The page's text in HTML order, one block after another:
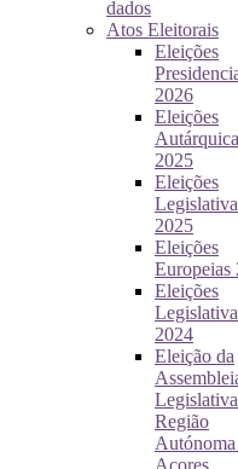
dados
Atos Eleitorais
Eleições
2026
Eleições
2025
Eleições
2025
Eleições
Europeias
Eleições
2024
Eleição da
Região
Açores